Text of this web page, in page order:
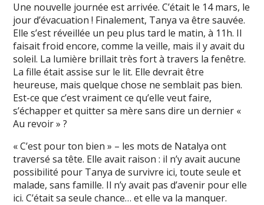
Une nouvelle journée est arrivée. C’était le 14 mars, le
jour d’évacuation ! Finalement, Tanya va être sauvée.
Elle s’est réveillée un peu plus tard le matin, à 11h. Il
faisait froid encore, comme la veille, mais il y avait du
soleil. La lumière brillait très fort à travers la fenêtre.
La fille était assise sur le lit. Elle devrait être
heureuse, mais quelque chose ne semblait pas bien.
Est-ce que c’est vraiment ce qu’elle veut faire,
s’échapper et quitter sa mère sans dire un dernier «
Au revoir » ?
« C’est pour ton bien » – les mots de Natalya ont
traversé sa tête. Elle avait raison : il n’y avait aucune
possibilité pour Tanya de survivre ici, toute seule et
malade, sans famille. Il n’y avait pas d’avenir pour elle
ici. C’était sa seule chance… et elle va la manquer.